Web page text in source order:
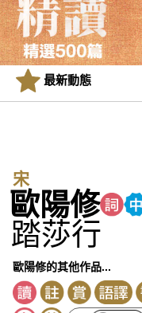
最新動態
宋
歐陽修
踏莎行
歐陽修的其他作品...